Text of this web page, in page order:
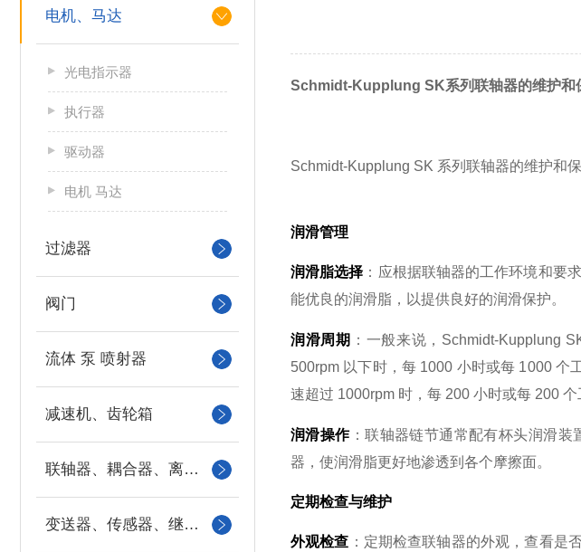
电机、马达
光电指示器
执行器
驱动器
电机 马达
过滤器
阀门
流体 泵 喷射器
减速机、齿轮箱
联轴器、耦合器、离合器
变送器、传感器、继电器
Schmidt-Kupplung SK系列联轴器的维护和
Schmidt-Kupplung SK 系列联轴器的维护和
润滑管理
润滑脂选择 ：应根据联轴器的工作环境和要
能优良的润滑脂，以提供良好的润滑保护。
润滑周期 ：一般来说，Schmidt-Kupplung
500rpm 以下时，每 1000 小时或每 1000 个
速超过 1000rpm 时，每 200 小时或每 200 个
润滑操作：联轴器链节通常配有杯头润滑装
器，使润滑脂更好地渗透到各个摩擦面。
定期检查与维护
外观检查 ：定期检查联轴器的外观，查看是